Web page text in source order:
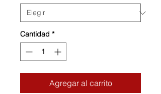
Cantidad *
Agregar al carrito